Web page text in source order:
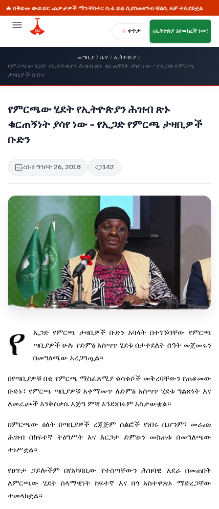
ውድድር ጨዎታዎች ማንቸስተር ሲቲ ድል ሲያስመዘግብ ቼልሲ አቻ ተለያይቷል
ቀጥታ ኢትዮጵያ እየመከረች ነው!
መግቢያ ዜና
ኢትዮጵያ
የምርጫው ሂደት የኢትዮጵያን ሕዝብ ጽኑ ቁርጠኝነት ያሳየ ነው - የኢጋድ የምርጫ
ታዛቢዎች ቡድን
የምርጫው ሂደት የኢትዮጵያን ሕዝብ ጽኑ
ቁርጠኝነት ያሳየ ነው - የኢጋድ የምርጫ ታዛቢዎች
ቡድን
ረቡዕ ግንቦት 26, 2018 142
የ ኢጋድ የምርጫ ታዛቢዎች ቡድን አባላት በተገኙባቸው የምርጫ
ጣቢያዎች ሁሉ የድምፅ አሰጣጥ ሂደቱ በታቀደለት ሰዓት መጀመሩን
በመግለጫው አረጋግጧል።
በየጣቢያዎቹ በቂ የምርጫ ማስፈጸሚያ ቁሳቁሶች መቅረባቸውን የጠቆመው
ቡድኑ፣ የምርጫ ጣቢያዎቹ አቀማመጥ ለድምፅ አሰጣጥ ሂደቱ ግልጽነት እና
ለመራጮች እንቅስቃሴ እጅግ ምቹ እንደነበሩም አስታውቋል።
በምርጫው ዕለት በጣቢያዎች ረጃጅም ሰልፎች የነበሩ ቢሆንም፣ መራጩ
ሕዝብ በከፍተኛ ትዕግሥት እና እርጋታ ድምፁን መስጠቱ በመግለጫው
ተነሥቷል።
የፀጥታ ኃይሎችም በየአካባቢው የተሰጣቸውን ሕዝባዊ አደራ በመጠበቅ
ለምርጫው ሂደት ሰላማዊነት ከፍተኛ እና በጎ አስተዋጽኦ ማድረጋቸው
ተመላክቷል።